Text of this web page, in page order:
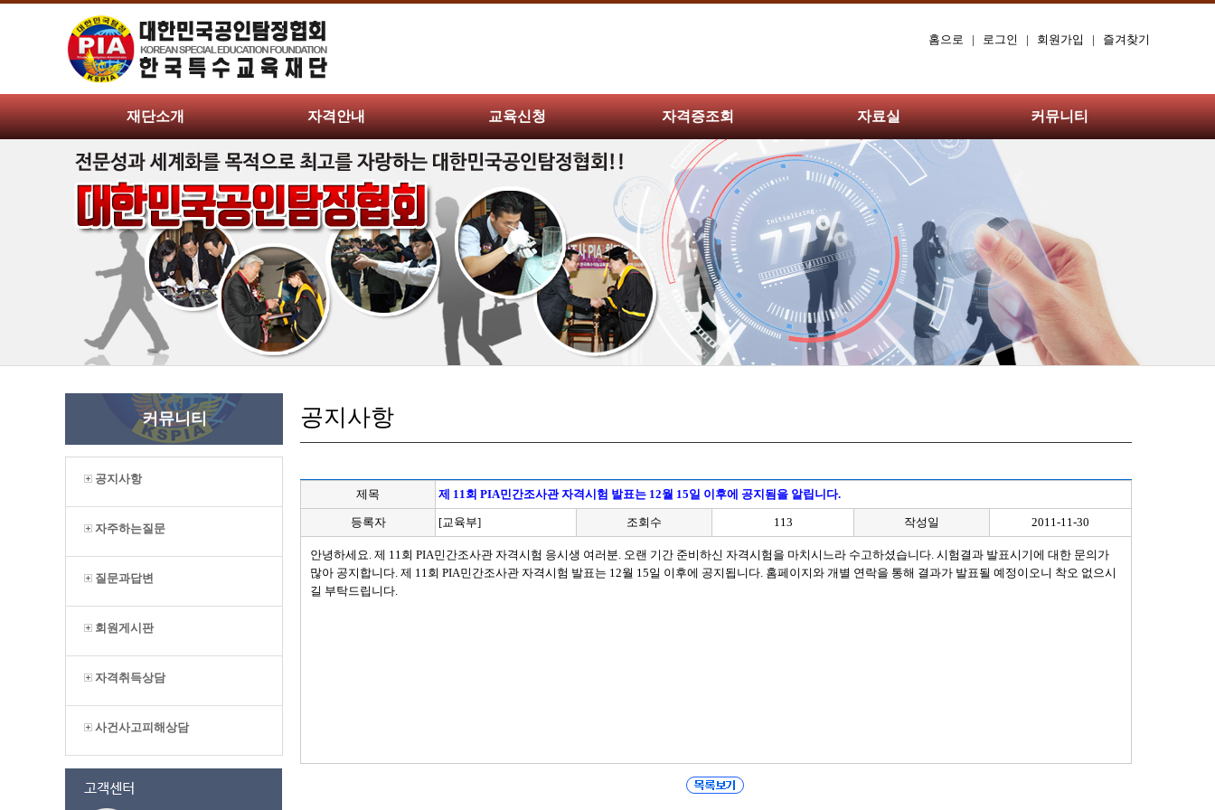
홈으로 | 로그인 | 회원가입 | 즐겨찾기
재단소개 자격안내 교육신청 자격증조회 자료실 커뮤니티
커뮤니티
공지사항
자주하는질문
질문과답변
회원게시판
자격취득상담
사건사고피해상담
공지사항
제목 제 11회 PIA민간조사관 자격시험 발표는 12월 15일 이후에 공지됨을 알립니다.
등록자 [교육부] 조회수 113 작성일 2011-11-30
안녕하세요. 제 11회 PIA민간조사관 자격시험 응시생 여러분. 오랜 기간 준비하신 자격시험을 마치시느라 수고하셨습니다. 시험결과 발표시기에 대한 문의가
많아 공지합니다. 제 11회 PIA민간조사관 자격시험 발표는 12월 15일 이후에 공지됩니다. 홈페이지와 개별 연락을 통해 결과가 발표될 예정이오니 착오 없으시
길 부탁드립니다.